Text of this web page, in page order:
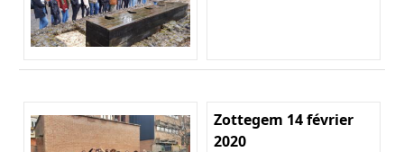
Zottegem 14 février
2020